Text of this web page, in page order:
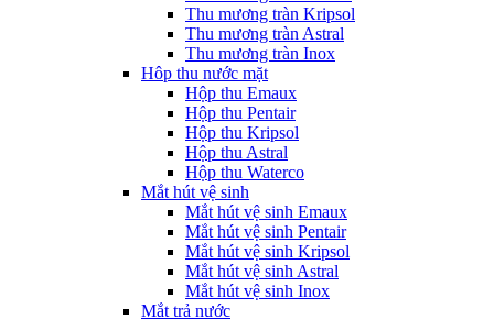
Thu mương tràn Kripsol
Thu mương tràn Astral
Thu mương tràn Inox
Hôp thu nước mặt
Hộp thu Emaux
Hộp thu Pentair
Hộp thu Kripsol
Hộp thu Astral
Hộp thu Waterco
Mắt hút vệ sinh
Mắt hút vệ sinh Emaux
Mắt hút vệ sinh Pentair
Mắt hút vệ sinh Kripsol
Mắt hút vệ sinh Astral
Mắt hút vệ sinh Inox
Mắt trả nước